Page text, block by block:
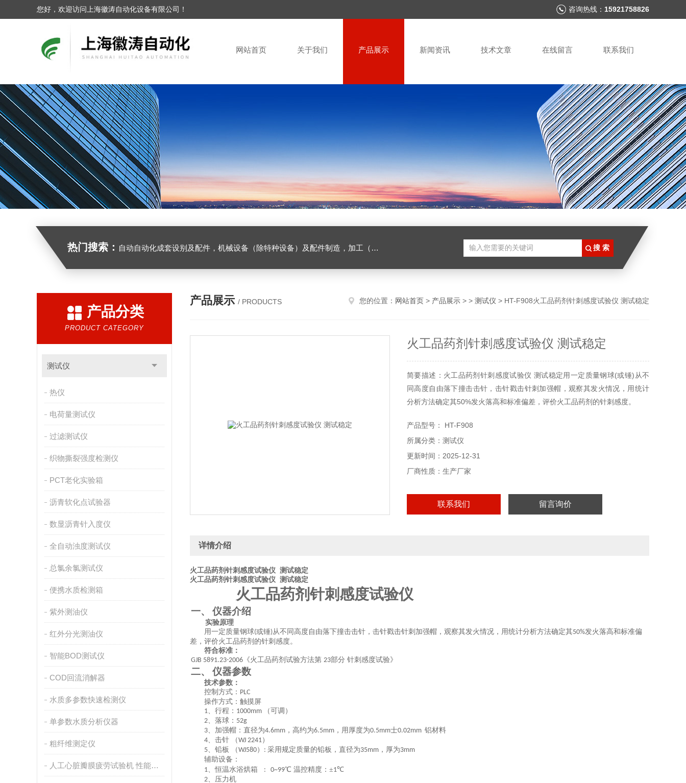
您好，欢迎访问上海徽涛自动化设备有限公司！ 咨询热线： 15921758826
网站首页 关于我们 产品展示 新闻资讯 技术文章 在线留言 联系我们
热门搜索： 自动自动化成套设别及配件，机械设备（除特种设备）及配件制造，加工（以上限分支机构经营），设计，批发，零售，模具，五金制品，工具加工（限分支机构经营），设计，批发，零售。五金交电，金属材料，金属制品，不锈钢制品，建筑材料，钢材，橡塑制品，环保设备，润滑剂，汽车配件，摩托车配件的批发，零售。（企业经营涉及行政许可的，凭许可证件经营）化成套设别及配件，机械设备（除特种设备）及配件制造，加工（以上限分支机构经营），设计，批发，零售，模具，五金制品，工具加工（限分支机构经营），设计，批发，零售。五金交电，金属材料，金属制品，不锈钢制品，建筑材料，钢材，橡塑制品，环保设备，润滑剂，汽车配件，摩托车配件的批发，零售。（企业经营涉及行政许可的，凭许可证件经营）
产品分类
PRODUCT CATEGORY
测试仪
热仪
电荷量测试仪
过滤测试仪
织物撕裂强度检测仪
PCT老化实验箱
沥青软化点试验器
数显沥青针入度仪
全自动浊度测试仪
总氯余氯测试仪
便携水质检测箱
紫外测油仪
红外分光测油仪
智能BOD测试仪
COD回流消解器
水质多参数快速检测仪
单参数水质分析仪器
粗纤维测定仪
人工心脏瓣膜疲劳试验机 性能稳定
产品展示 / PRODUCTS 您的位置： 网站首页 > 产品展示 > > 测试仪 > HT-F908火工品药剂针刺感度试验仪 测试稳定
火工品药剂针刺感度试验仪 测试稳定
简要描述：火工品药剂针刺感度试验仪 测试稳定用一定质量钢球(或锤)从不
同高度自由落下撞击击针，击针戳击针刺加强帽，观察其发火情况，用统计
分析方法确定其50%发火落高和标准偏差，评价火工品药剂的针刺感度。
产品型号： HT-F908
所属分类：测试仪
更新时间：2025-12-31
厂商性质：生产厂家
联系我们 留言询价
详情介绍
火工品药剂针刺感度试验仪 测试稳定
火工品药剂针刺感度试验仪 测试稳定
火工品药剂针刺感度试验仪
一、 仪器介绍
实验原理
用一定质量钢球(或锤)从不同高度自由落下撞击击针，击针戳击针刺加强帽，观察其发火情况，用统计分析方法确定其50%发火落高和标准偏
差，评价火工品药剂的针刺感度。
符合标准：
GJB 5891.23-2006 《火工品药剂试验方法第 23部分 针刺感度试验》
二、 仪器参数
技术参数：
控制方式： PLC
操作方式：触摸屏
1、 行程： 1000mm
（可调）
2、落球： 52g
3、加强帽：直径为4.6mm ，高约为6.5mm ，用厚度为0.5mm士0.02mm 铝材料
4、击针 （WJ 2241）
5、铅板 （WJ580） : 采用规定质量的铅板，直径为35mm ，厚为3mm
辅助设备 ：
1、恒温水浴烘箱 : 0~99℃ 温控精度：±1℃
2、压力机